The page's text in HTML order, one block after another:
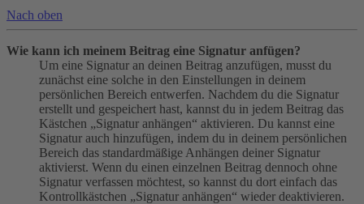
Nach oben
Wie kann ich meinem Beitrag eine Signatur anfügen?
Um eine Signatur an deinen Beitrag anzufügen, musst du
zunächst eine solche in den Einstellungen in deinem
persönlichen Bereich entwerfen. Nachdem du die Signatur
erstellt und gespeichert hast, kannst du in jedem Beitrag das
Kästchen „Signatur anhängen“ aktivieren. Du kannst eine
Signatur auch hinzufügen, indem du in deinem persönlichen
Bereich das standardmäßige Anhängen deiner Signatur
aktivierst. Wenn du einen einzelnen Beitrag dennoch ohne
Signatur verfassen möchtest, so kannst du dort einfach das
Kontrollkästchen „Signatur anhängen“ wieder deaktivieren.